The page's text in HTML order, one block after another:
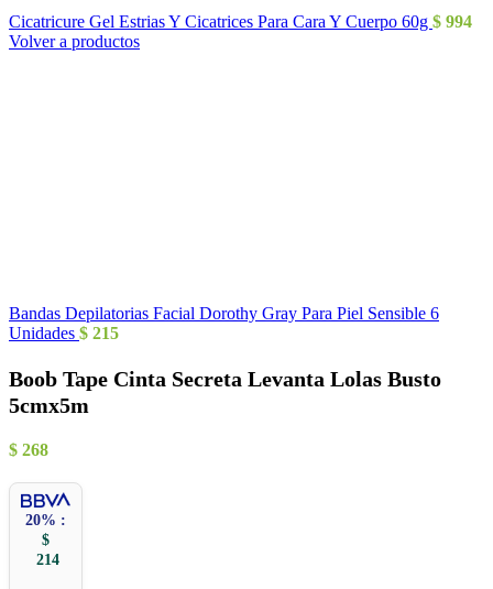
Cicatricure Gel Estrias Y Cicatrices Para Cara Y Cuerpo 60g $ 994
Volver a productos
Bandas Depilatorias Facial Dorothy Gray Para Piel Sensible 6
Unidades $ 215
Boob Tape Cinta Secreta Levanta Lolas Busto
5cmx5m
$ 268
20% :
$
214